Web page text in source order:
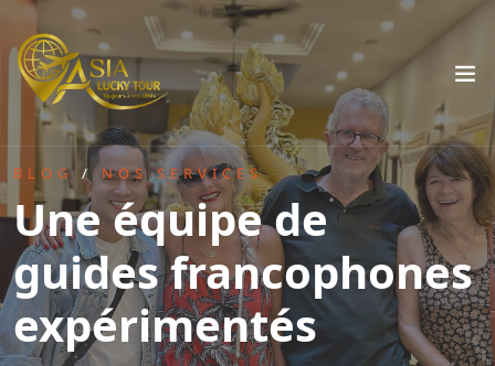
BLOG/ NOS SERVICES
Une équipe de
guides francophones
expérimentés